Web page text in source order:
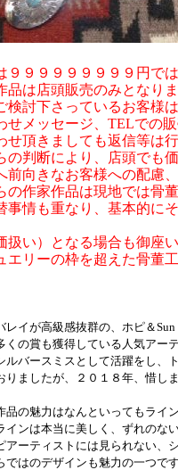
９９９９９９９９９円で
品は店頭販売のみとなり
検討下さっているお客様
せメッセージ、TELでの
せ頂きましても返信等は
の判断により、店頭でも
前向きなお客様への配慮
の作家作品は現地では骨
事情も重なり、基本的に
扱い）となる場合も御座
エリーの枠を超えた骨董
レイが高級感抜群の、ホピ＆
くの賞も獲得している人気アー
ルバースミスとして活躍をし、
りましたが、２０１８年、惜し
品の魅力はなんといってもライン
インは本当に美しく、ずれのな
アーティストには見られない、
ではのデザインも魅力の一つです